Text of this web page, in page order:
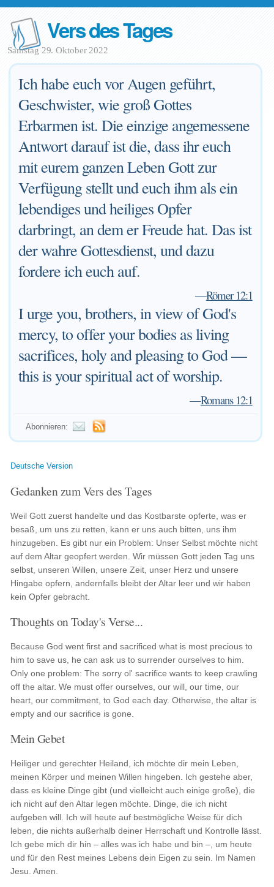
Vers des Tages
Samstag 29. Oktober 2022
Ich habe euch vor Augen geführt,
Geschwister, wie groß Gottes
Erbarmen ist. Die einzige angemessene
Antwort darauf ist die, dass ihr euch
mit eurem ganzen Leben Gott zur
Verfügung stellt und euch ihm als ein
lebendiges und heiliges Opfer
darbringt, an dem er Freude hat. Das ist
der wahre Gottesdienst, und dazu
fordere ich euch auf.
—Römer 12:1
I urge you, brothers, in view of God's
mercy, to offer your bodies as living
sacrifices, holy and pleasing to God —
this is your spiritual act of worship.
—Romans 12:1
Abonnieren:
Deutsche Version
Gedanken zum Vers des Tages
Weil Gott zuerst handelte und das Kostbarste opferte, was er
besaß, um uns zu retten, kann er uns auch bitten, uns ihm
hinzugeben. Es gibt nur ein Problem: Unser Selbst möchte nicht
auf dem Altar geopfert werden. Wir müssen Gott jeden Tag uns
selbst, unseren Willen, unsere Zeit, unser Herz und unsere
Hingabe opfern, andernfalls bleibt der Altar leer und wir haben
kein Opfer gebracht.
Thoughts on Today's Verse...
Because God went first and sacrificed what is most precious to
him to save us, he can ask us to surrender ourselves to him.
Only one problem: The sorry ol' sacrifice wants to keep crawling
off the altar. We must offer ourselves, our will, our time, our
heart, our commitment, to God each day. Otherwise, the altar is
empty and our sacrifice is gone.
Mein Gebet
Heiliger und gerechter Heiland, ich möchte dir mein Leben,
meinen Körper und meinen Willen hingeben. Ich gestehe aber,
dass es kleine Dinge gibt (und vielleicht auch einige große), die
ich nicht auf den Altar legen möchte. Dinge, die ich nicht
aufgeben will. Ich will heute auf bestmögliche Weise für dich
leben, die nichts außerhalb deiner Herrschaft und Kontrolle lässt.
Ich gebe mich dir hin – alles was ich habe und bin –, um heute
und für den Rest meines Lebens dein Eigen zu sein. Im Namen
Jesu. Amen.